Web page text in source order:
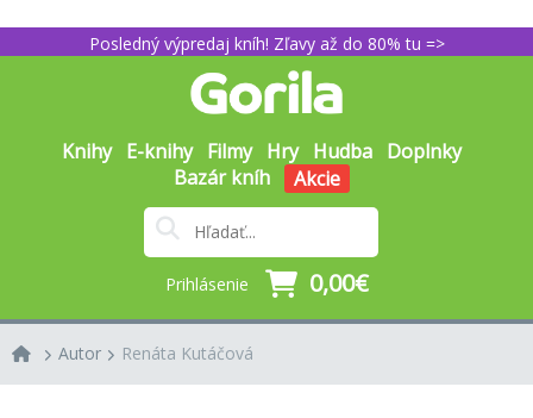
Posledný výpredaj kníh! Zľavy až do 80% tu =>
Knihy E-knihy Filmy Hry Hudba Doplnky
Bazár kníh
Akcie
Prihlásenie 0,00€
Autor Renáta Kutáčová